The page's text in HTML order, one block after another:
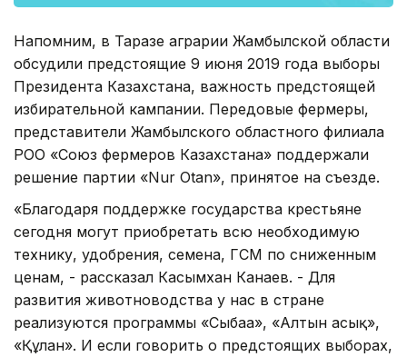
Напомним, в Таразе аграрии Жамбылской области
обсудили предстоящие 9 июня 2019 года выборы
Президента Казахстана, важность предстоящей
избирательной кампании. Передовые фермеры,
представители Жамбылского областного филиала
РОО «Союз фермеров Казахстана» поддержали
решение партии «Nur Otan», принятое на съезде.
«Благодаря поддержке государства крестьяне
сегодня могут приобретать всю необходимую
технику, удобрения, семена, ГСМ по сниженным
ценам, - рассказал Касымхан Канаев. - Для
развития животноводства у нас в стране
реализуются программы «Сыбаға», «Алтын асық»,
«Құлан». И если говорить о предстоящих выборах,